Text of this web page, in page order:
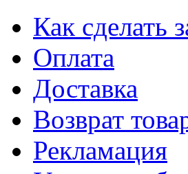
Как сделать
Оплата
Доставка
Возврат
Рекламация